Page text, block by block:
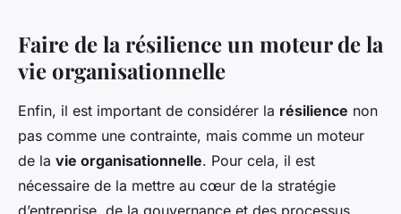
Faire de la résilience un moteur de la
vie organisationnelle
Enfin, il est important de considérer la résilience non
pas comme une contrainte, mais comme un moteur
de la vie organisationnelle. Pour cela, il est
nécessaire de la mettre au cœur de la stratégie